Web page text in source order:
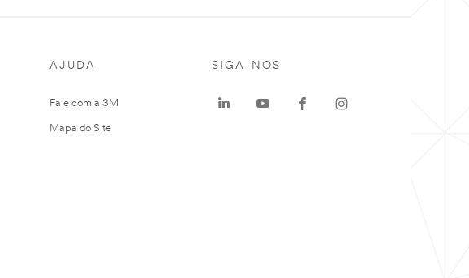
AJUDA
Fale com a 3M
Mapa do Site
SIGA-NOS